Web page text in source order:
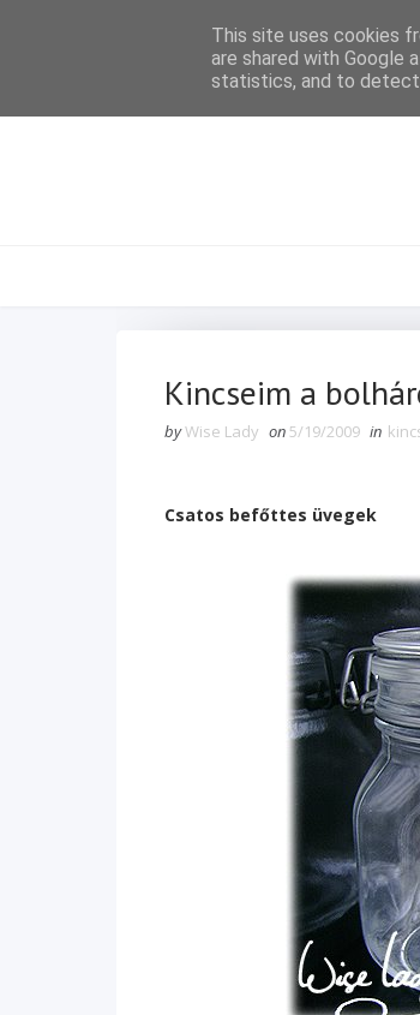
Kincseim a
byWise Lady on 5/19/2009 in
Csatos befőttes üvegek
This site uses cookies
are shared with Google
statistics, and to detect